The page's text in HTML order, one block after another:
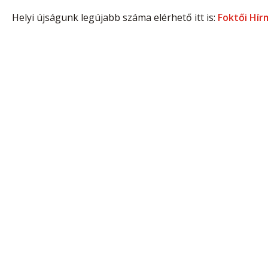
Helyi újságunk legújabb száma elérhető itt is: Foktői